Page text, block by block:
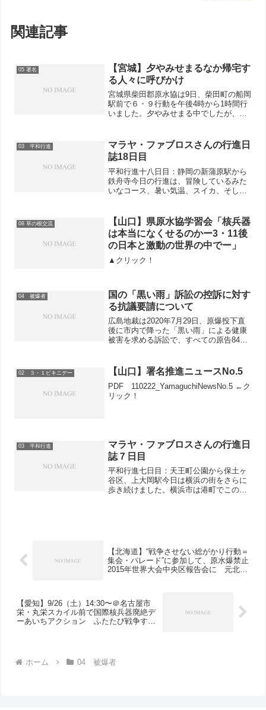
関連記事
05 署名
【宮城】夕やみせまるなか帰宅す
る人々に呼びかけ
宮城県柴田郡原水協は9日、柴田町の船岡
駅前で６・９行動を午後4時から1時間行
いました。夕やみせまる中でしたが、電
ました。参加者7人で17筆の署名が寄せ
られました。11月...
03 平和行進
マラヤ・ファブロスさんの行進日
誌18日目
平和行進十八日目：静岡の新蒲原駅から
鉄舟寺今日の行進は、冒険しているみた
いなコース、暑い気温、スイカ、そして
点である新蒲原駅までは電車で向かいま
した。がくじさんが駅へ向...
08 草の根交流
【山口】県原水協学習会「核兵器
は本当になくせるのかー3・11後
の日本と激動の世界の中でー」
▲クリック！
04 被爆者
国の「黒い雨」訴訟の控訴に対す
る抗議要請について
広島地裁は2020年7月29日、原爆投下直
後に市内で降った「黒い雨」による健康
被害を求める訴訟で、すべての原告84人
ました。これに対し、国は本日控訴に踏
み切りました。き...
02 ３・１ビキニデー 【山口】署名推進ニュースNo.5
PDF 110222_YamaguchiNewsNo.5 ←ク
リック！
03 平和行進
マラヤ・ファブロスさんの行進日
誌７日目
平和行進七日目：天王町公園から保土ヶ
谷区、上大岡駅今日は横浜の街をさらに
歩き続けました。横浜市は港町でこの街
【北海道】“戦争させない総がかり行動＝
集会・パレード”に参加して、原水爆禁止
2015年世界大会中央区報告会に 元北海
【愛知】9/26（土）14:30〜＠名古屋市
栄・丸栄スカイル前で国際核兵器廃絶デ
ーあいちアクション ふたたび戦争する
ホーム 04 被爆者